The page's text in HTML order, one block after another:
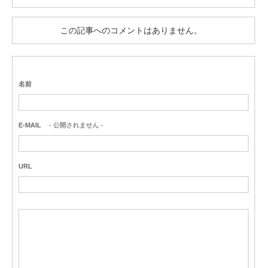
この記事へのコメントはありません。
名前
E-MAIL - 公開されません -
URL